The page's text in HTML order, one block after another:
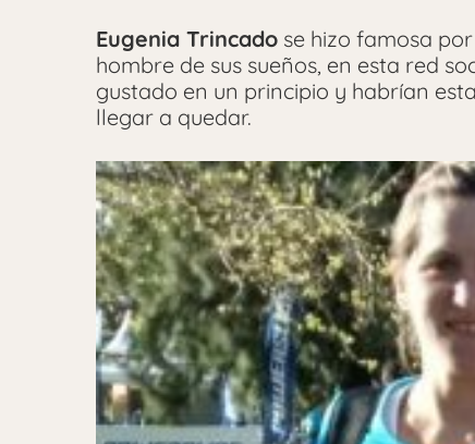
Eugenia Trincado se hizo famosa
hombre de sus sueños, en esta red
gustado en un principio y habrían
llegar a quedar.